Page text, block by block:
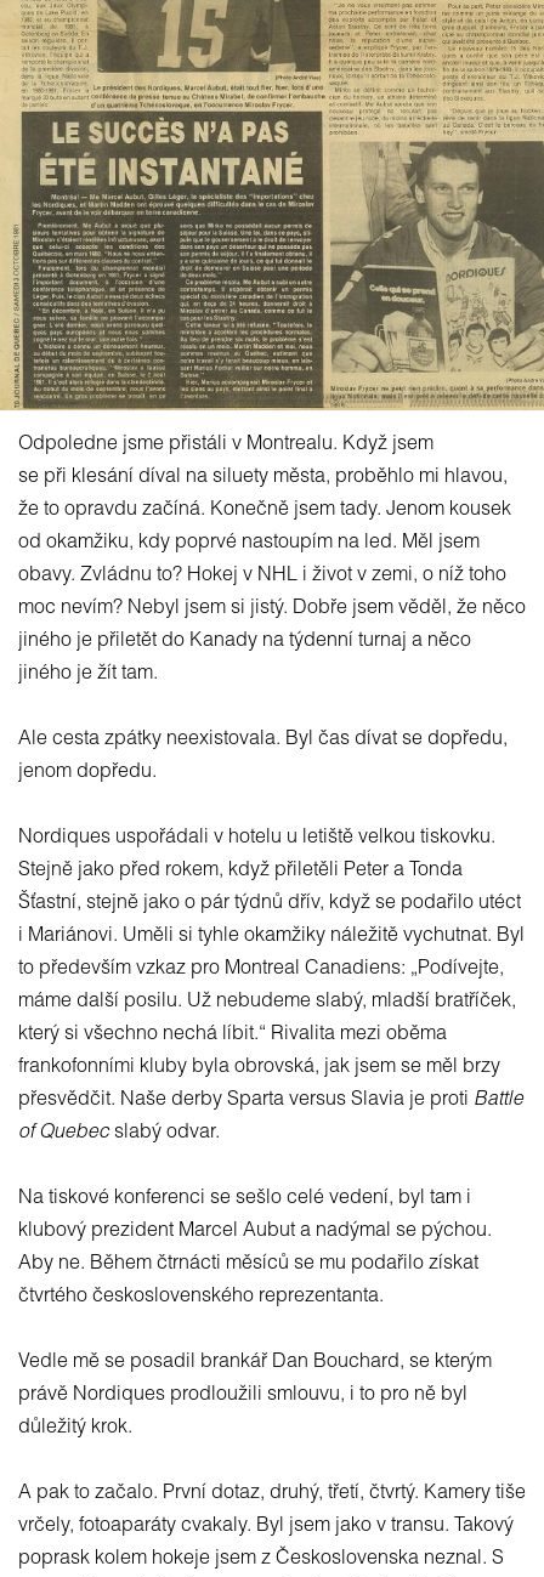
Odpoledne jsme přistáli v Montrealu. Když jsem
se při klesání díval na siluety města, proběhlo mi hlavou,
že to opravdu začíná. Konečně jsem tady. Jenom kousek
od okamžiku, kdy poprvé nastoupím na led. Měl jsem
obavy. Zvládnu to? Hokej v NHL i život v zemi, o níž toho
moc nevím? Nebyl jsem si jistý. Dobře jsem věděl, že něco
jiného je přiletět do Kanady na týdenní turnaj a něco
jiného je žít tam.
Ale cesta zpátky neexistovala. Byl čas dívat se dopředu,
jenom dopředu.
Nordiques uspořádali v hotelu u letiště velkou tiskovku.
Stejně jako před rokem, když přiletěli Peter a Tonda
Šťastní, stejně jako o pár týdnů dřív, když se podařilo utéct
i Mariánovi. Uměli si tyhle okamžiky náležitě vychutnat. Byl
to především vzkaz pro Montreal Canadiens: „Podívejte,
máme další posilu. Už nebudeme slabý, mladší bratříček,
který si všechno nechá líbit.“ Rivalita mezi oběma
frankofonními kluby byla obrovská, jak jsem se měl brzy
přesvědčit. Naše derby Sparta versus Slavia je proti Battle
of Quebecslabý odvar.
Na tiskové konferenci se sešlo celé vedení, byl tam i
klubový prezident Marcel Aubut a nadýmal se pýchou.
Aby ne. Během čtrnácti měsíců se mu podařilo získat
čtvrtého československého reprezentanta.
Vedle mě se posadil brankář Dan Bouchard, se kterým
právě Nordiques prodloužili smlouvu, i to pro ně byl
důležitý krok.
A pak to začalo. První dotaz, druhý, třetí, čtvrtý. Kamery tiše
vrčely, fotoaparáty cvakaly. Byl jsem jako v transu. Takový
poprask kolem hokeje jsem z Československa neznal. S